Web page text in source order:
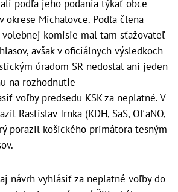
podľa jeho podania týkať obce
okrese Michalovce. Podľa člena
komisie mal tam sťažovateľ
avšak v oficiálnych výsledkoch
úradom SR nedostal ani jeden
na rozhodnutie
voľby predsedu KSK za neplatné. V
Rastislav Trnka (KDH, SaS, OĽaNO,
porazil košického primátora tesným
návrh vyhlásiť za neplatné voľby do